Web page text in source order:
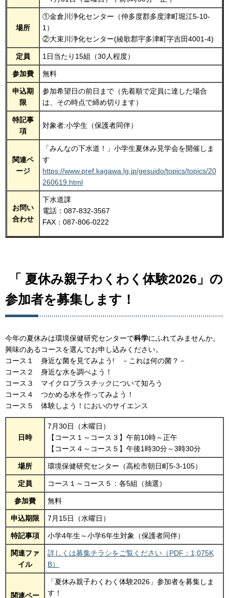
場所
①金倉川浄化センター（仲多度郡多度津町堀江5-10-
1）
②大束川浄化センター(綾歌郡宇多津町字吉田4001-4)
定員 1日当たり15組（30人程度）
参加費 無料
申込期
限
参加希望日の前日まで（先着順で定員に達した場合
は、その時点で締め切ります）
特記事
項
対象者:小学生（保護者同伴）
関連ペ
ージ
「みんなの下水道！」小学生夏休み見学会を開催しま
す
https://www.pref.kagawa.lg.jp/gesuido/topics/topics/20
260619.html
お問い
合わせ
下水道課
電話：087-832-3567
FAX：087-806-0222
「 夏休み親子わくわく体験2026」の
参加者を募集します！
今年の夏休みは環境保健研究センターで科学にふれてみませんか。
興味のあるコースを選んでお申し込みください。
コース１ 身近な菌を見てみよう! －これは何の菌？－
コース２ 身近な水を調べよう！
コース３ マイクロプラスチックについて知ろう
コース４ つかめる水を作ってみよう！
コース５ 体験しよう！においのサイエンス
日時
7月30日（木曜日）
【コース１～コース３】午前10時～正午
【コース４～コース５】午後1時30分～3時30分
場所 環境保健研究センター（高松市朝日町5-3-105）
定員 コース１～コース５：各5組（抽選）
参加費 無料
申込期限 7月15日（水曜日）
特記事項 小学4年生～小学6年生対象（保護者同伴）
関連ファ
イル
詳しくは募集チラシをご覧ください（PDF：1,075K
B）
関連ペー
「夏休み親子わくわく体験2026」参加者を募集しま
す！